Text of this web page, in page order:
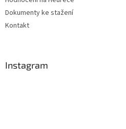
Dokumenty ke stažení
Kontakt
Instagram